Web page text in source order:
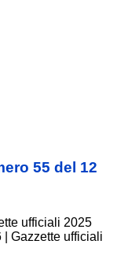
55 del 12
ufficiali 2025
Gazzette ufficiali